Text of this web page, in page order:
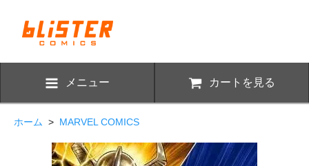
メニュー カートを見る
ホーム > MARVEL COMICS